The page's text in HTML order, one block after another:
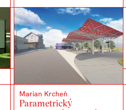
Marian Krcheň
Parametrický